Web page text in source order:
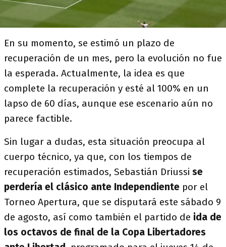
En su momento, se estimó un plazo de
recuperación de un mes, pero la evolución no fue
la esperada. Actualmente, la idea es que
complete la recuperación y esté al 100% en un
lapso de 60 días, aunque ese escenario aún no
parece factible.
Sin lugar a dudas, esta situación preocupa al
cuerpo técnico, ya que, con los tiempos de
recuperación estimados, Sebastián Driussi se
perdería el clásico ante Independiente por el
Torneo Apertura, que se disputará este sábado 9
de agosto, así como también el partido de ida de
los octavos de final de la Copa Libertadores